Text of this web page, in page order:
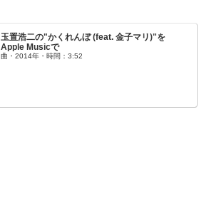
玉置浩二の"かくれんぼ (feat. 金子マリ)"を
Apple Musicで
曲・2014年・時間：3:52